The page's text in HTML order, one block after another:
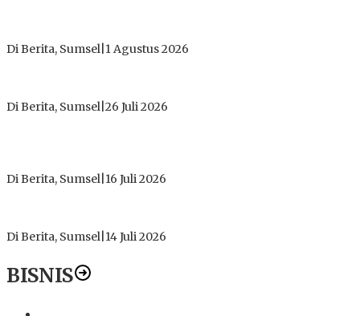
Di Berita, Sumsel 1 Agustus 2026
Di Berita, Sumsel 26 Juli 2026
Di Berita, Sumsel 16 Juli 2026
Di Berita, Sumsel 14 Juli 2026
BISNIS